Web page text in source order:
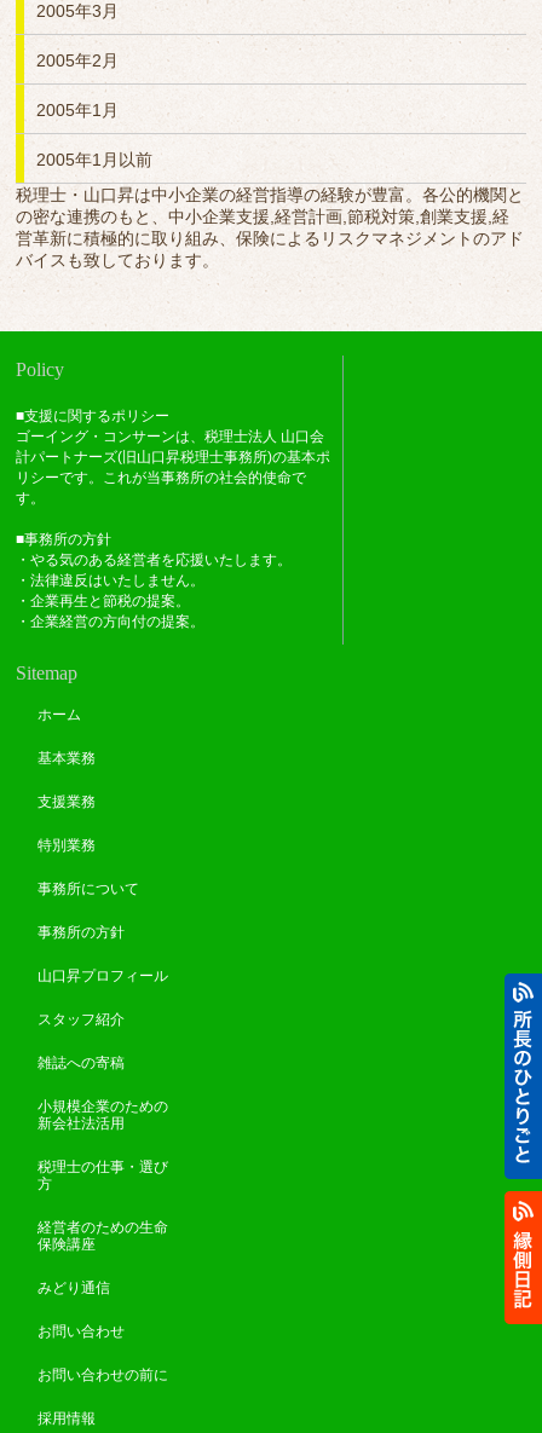
2005年3月
2005年2月
2005年1月
2005年1月以前
税理士・山口昇は中小企業の経営指導の経験が豊富。各公的機関と
の密な連携のもと、中小企業支援,経営計画,節税対策,創業支援,経
営革新に積極的に取り組み、保険によるリスクマネジメントのアド
バイスも致しております。
Policy
■支援に関するポリシー
ゴーイング・コンサーンは、税理士法人 山口会
計パートナーズ(旧山口昇税理士事務所)の基本ポ
リシーです。これが当事務所の社会的使命で
す。
■事務所の方針
・やる気のある経営者を応援いたします。
・法律違反はいたしません。
・企業再生と節税の提案。
・企業経営の方向付の提案。
Sitemap
ホーム
基本業務
支援業務
特別業務
事務所について
事務所の方針
山口昇プロフィール
スタッフ紹介
雑誌への寄稿
小規模企業のための
新会社法活用
税理士の仕事・選び
方
経営者のための生命
保険講座
みどり通信
お問い合わせ
お問い合わせの前に
採用情報